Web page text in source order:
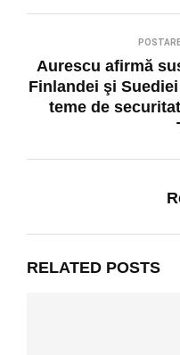
Aurescu afirmă
Finlandei şi
teme de
RELATED POSTS